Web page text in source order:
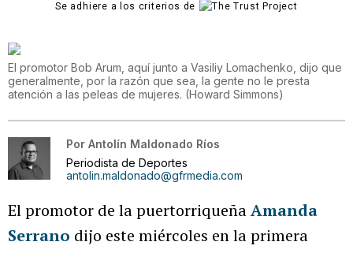
Se adhiere a los criterios de
El promotor Bob Arum, aquí junto a Vasiliy Lomachenko, dijo que
generalmente, por la razón que sea, la gente no le presta
atención a las peleas de mujeres. (Howard Simmons)
Por Antolín Maldonado Ríos
Periodista de Deportes
antolin.maldonado@gfrmedia.com
El promotor de la puertorriqueñaAmanda
Serrano dijo este miércoles en la primera